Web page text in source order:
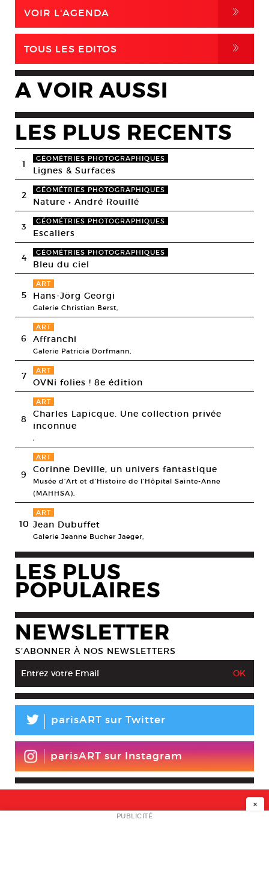
VOIR L'AGENDA ,
TOUS LES EDITOS ,
A VOIR AUSSI
LES PLUS RECENTS
1 GÉOMÉTRIES PHOTOGRAPHIQUES
Lignes & Surfaces
2 GÉOMÉTRIES PHOTOGRAPHIQUES
Nature • André Rouillé
3 GÉOMÉTRIES PHOTOGRAPHIQUES
Escaliers
4 GÉOMÉTRIES PHOTOGRAPHIQUES
Bleu du ciel
5
ART
Hans-Jörg Georgi
Galerie Christian Berst,
6
ART
Affranchi
Galerie Patricia Dorfmann,
7 ART
OVNi folies ! 8e édition
8
ART
Charles Lapicque. Une collection privée
inconnue
,
9
ART
Corinne Deville, un univers fantastique
Musée d’Art et d’Histoire de l’Hôpital Sainte-Anne
(MAHHSA),
10
ART
Jean Dubuffet
Galerie Jeanne Bucher Jaeger,
LES PLUS
POPULAIRES
NEWSLETTER
S’ABONNER À NOS NEWSLETTERS
L parisART sur Twitter
parisART sur Instagram
NEWSLETTER
×
PUBLICITÉ